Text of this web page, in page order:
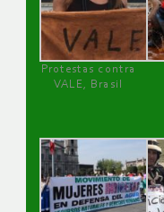
Protestas contra
VALE, Brasil